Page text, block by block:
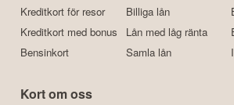
Kreditkort för resor
Kreditkort med bonus
Bensinkort
Billiga lån
Lån med låg ränta
Samla lån
Kort om oss